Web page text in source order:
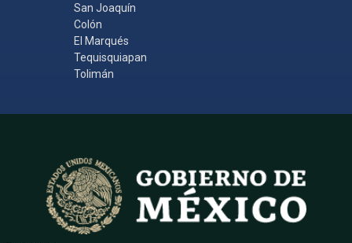
San Joaquín
Colón
El Marqués
Tequisquiapan
Tolimán